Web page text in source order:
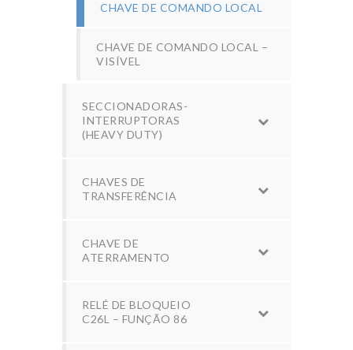
CHAVE DE COMANDO LOCAL
CHAVE DE COMANDO LOCAL –
VISÍVEL
SECCIONADORAS-
INTERRUPTORAS
(HEAVY DUTY)
CHAVES DE
TRANSFERÊNCIA
CHAVE DE
ATERRAMENTO
RELÉ DE BLOQUEIO
C26L – FUNÇÃO 86